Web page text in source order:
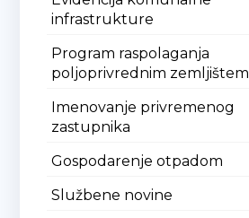
infrastrukture
Program raspolaganja
poljoprivrednim zemljištem
Imenovanje privremenog
zastupnika
Gospodarenje otpadom
Službene novine